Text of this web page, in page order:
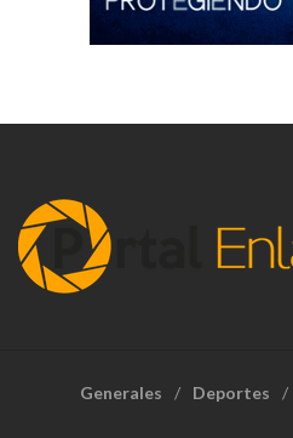
Generales Deportes